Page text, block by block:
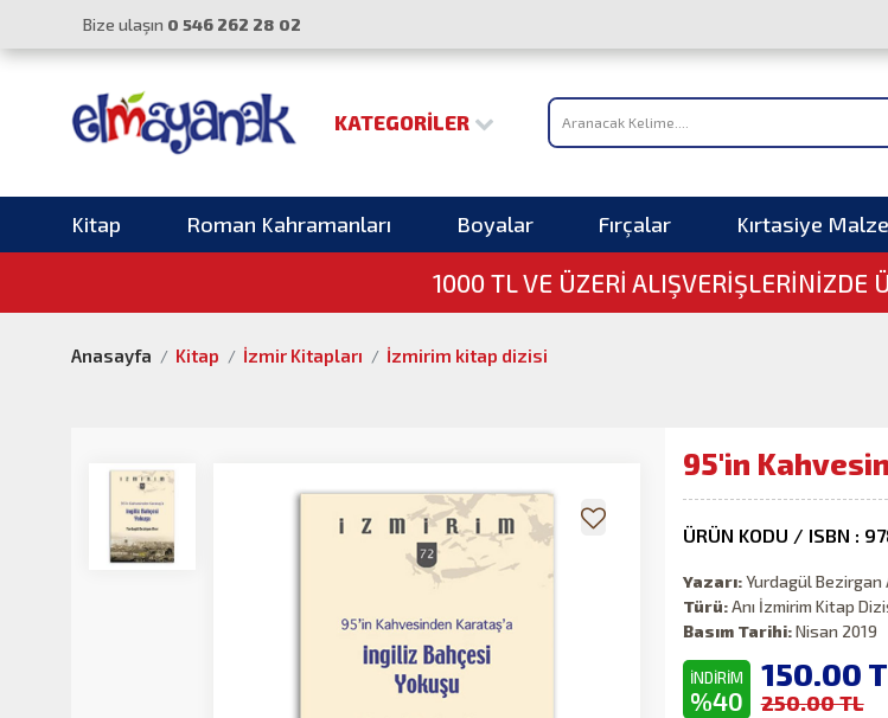
Bize ulaşın 0 546 262 28 02
KATEGORILER
Kitap Roman Kahramanları Boyalar Fırçalar Kırtasiye
1000 TL VE ÜZERI ALIŞVERIŞLERINIZDE
Anasayfa Kitap İzmir Kitapları İzmirim kitap dizisi
95'in
ÜRÜN KODU / ISBN :
Yazarı:Yurdagül Bezirgan
Türü:Anı İzmirim Kitap
Basım Tarihi:Nisan 2019
İNDİRİM
%40
150.00
250.00 TL